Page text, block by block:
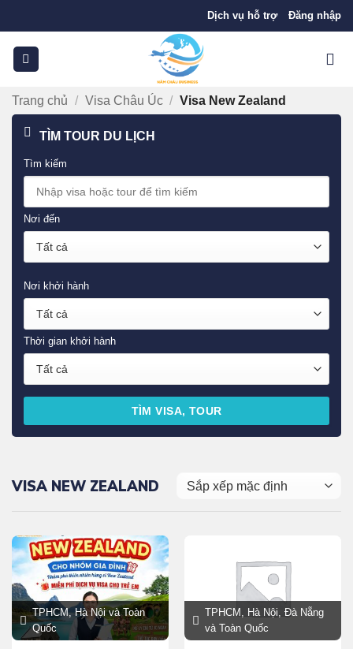
qua
nội
dung
Dịch vụ hỗ trợ Đăng nhập
Trang chủ / Visa Châu Úc / Visa New Zealand
TÌM TOUR DU LỊCH
Tìm kiếm
Nơi đến
Nơi khởi hành
Thời gian khởi hành
TÌM VISA, TOUR
VISA NEW ZEALAND
TPHCM, Hà Nội và Toàn
Quốc
TPHCM, Hà Nội, Đà Nẵng
và Toàn Quốc